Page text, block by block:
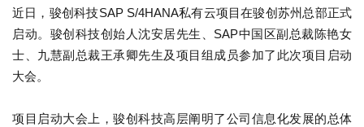
近日，骏创科技SAP S/4HANA私有云项目在骏创苏州总部正式
启动。骏创科技创始人沈安居先生、SAP中国区副总裁陈艳女
士、九慧副总裁王承卿先生及项目组成员参加了此次项目启动
大会。
项目启动大会上，骏创科技高层阐明了公司信息化发展的总体